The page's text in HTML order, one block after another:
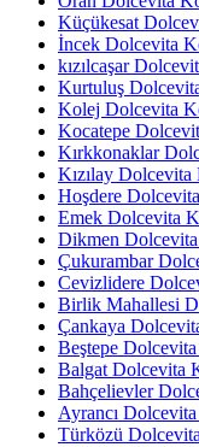
Küçükesat
İncek Dolcevita
kızılcaşar
Kurtuluş
Kolej Dolcevita
Kocatepe
Kırkkonaklar
Kızılay
Hoşdere
Emek Dolcevita
Dikmen
Çukurambar
Cevizlidere
Birlik Mahallesi
Çankaya
Beştepe
Balgat Dolcevita
Bahçelievler
Ayrancı
Türközü